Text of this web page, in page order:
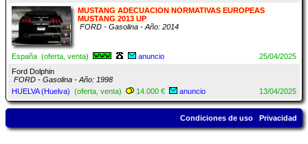
MUSTANG ADECUACION NORMATIVAS EUROPEAS
MUSTANG 2013 UP
FORD - Gasolina - Año: 2014
España (oferta, venta) anuncio
25/04/2025
Ford Dolphin
FORD - Gasolina - Año: 1998
HUELVA (Huelva) (oferta, venta) 14.000 € anuncio 13/04/2025
Condiciones de uso Privacidad